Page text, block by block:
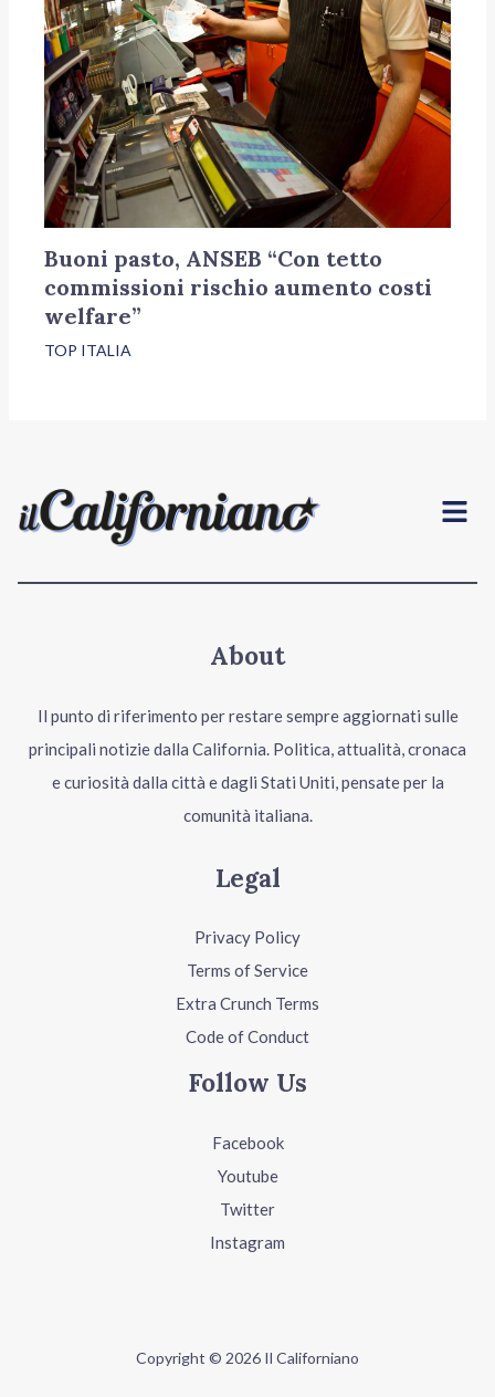
Buoni pasto, ANSEB “Con tetto
commissioni rischio aumento costi
welfare”
TOP ITALIA
Menu
About
Il punto di riferimento per restare sempre aggiornati sulle
principali notizie dalla California. Politica, attualità, cronaca
e curiosità dalla città e dagli Stati Uniti, pensate per la
comunità italiana.
Legal
Privacy Policy
Terms of Service
Extra Crunch Terms
Code of Conduct
Follow Us
Facebook
Youtube
Twitter
Instagram
Copyright © 2026 Il Californiano